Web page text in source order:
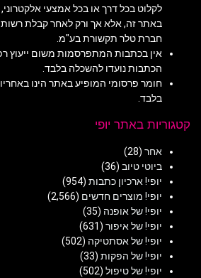
לקלוט בכל דרך או בכל אמצעי
באתר זה, אלא אך ורק לאחר קבלת
חברת טלר תקשורת בע"מ.
אין בכתבות המתפרסמות משום ייעוץ
הכתבות נועדו להשכלה בלבד.
חומר פרסומי המופיע באתר הינו
בלבד.
קטגוריות באתר יופי
אחר (28)
ביוטי טיוב (36)
יופי! ארכיון כתבות (954)
יופי! מוצרים חדשים (2,566)
יופי! של אופנה (35)
יופי! של איפור (631)
יופי! של אסתטיקה (502)
יופי! של הפקות (33)
יופי! של טיפול (502)